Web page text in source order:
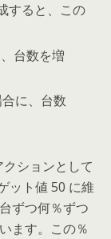
すると、この
台数を増
に、台数
ションとして
ット値 50 に維
ずつ何％ずつ
ます。この％